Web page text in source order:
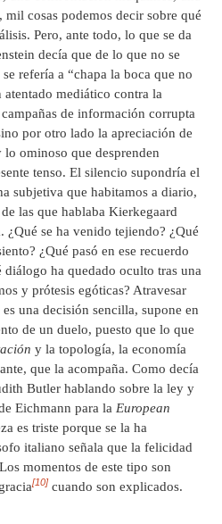
cosas podemos decir sobre qué
Pero, ante todo, lo que se da
decía que de lo que no se
refería a “chapa la boca que no
mediático contra la
de información corrupta
por otro lado la apreciación de
ominoso que desprenden
tenso. El silencio supondría el
subjetiva que habitamos a diario,
las que hablaba Kierkegaard
¿Qué se ha venido tejiendo? ¿Qué
¿Qué pasó en ese recuerdo
diálogo ha quedado oculto tras una
y prótesis egóticas? Atravesar
es una decisión sencilla, supone en
de un duelo, puesto que lo que
y la topología, la economía
que la acompaña. Como decía
Butler hablando sobre la ley y
Eichmann para la European
es triste porque se la ha
italiano señala que la felicidad
momentos de este tipo son
[10] cuando son explicados.